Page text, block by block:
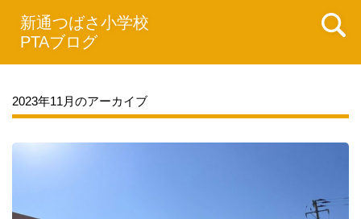
新通つばさ小学校
PTAブログ
2023年11月のアーカイブ